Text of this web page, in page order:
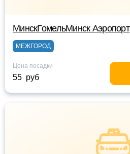
МинскГомельМинск Аэропорт
МЕЖГОРОД
Цена посадки
55 руб